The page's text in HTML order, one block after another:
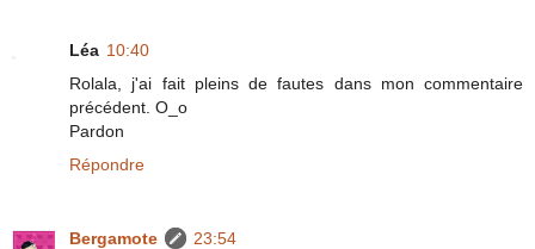
Léa 10:40
Rolala, j'ai fait pleins de fautes dans mon commentaire
précédent. O_o
Pardon
Répondre
Bergamote
23:54